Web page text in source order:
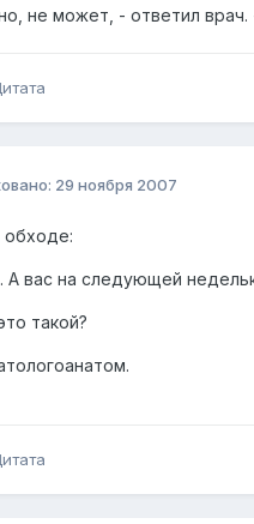
не может, - ответил врач.
29 ноября 2007
обходе:
А вас на следующей
такой?